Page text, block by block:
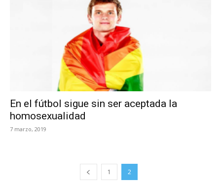
En el fútbol sigue sin ser aceptada la
homosexualidad
7 marzo, 2019
1 2